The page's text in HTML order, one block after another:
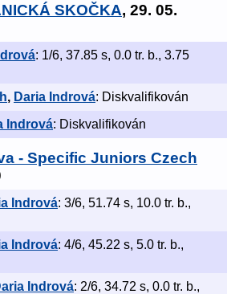
SKOČKA, 29. 05.
: 1/6, 37.85 s, 0.0 tr. b., 3.75
, Daria Indrová: Diskvalifikován
Indrová: Diskvalifikován
- Specific Juniors Czech
Indrová: 3/6, 51.74 s, 10.0 tr. b.,
Indrová: 4/6, 45.22 s, 5.0 tr. b.,
Indrová: 2/6, 34.72 s, 0.0 tr. b.,